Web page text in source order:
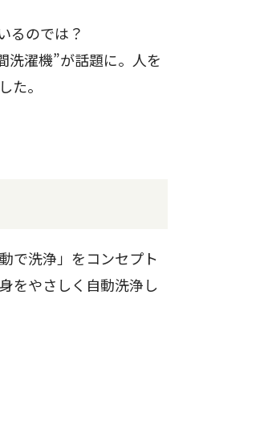
るのでは？
洗濯機”が話題に。人を
た。
で洗浄」をコンセプト
をやさしく自動洗浄し